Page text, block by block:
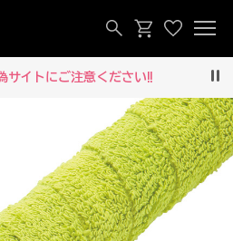
サイトにご注意ください‼